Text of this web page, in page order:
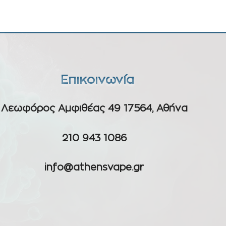
Επικοινωνία
Λεωφόρος Αμφιθέας 49 17564, Αθήνα
210 943 1086
info@athensvape.gr